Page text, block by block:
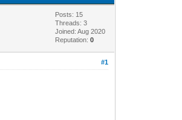
Posts: 15
Threads: 3
Joined: Aug 2020
Reputation:0
#1